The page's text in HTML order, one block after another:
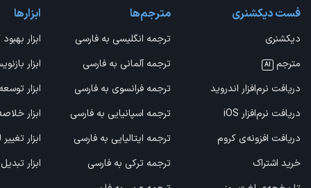
فست دیکشنری
دیکشنری
مترجم
AI
دریافت نرم‌افزار اندروید
دریافت نرم‌افزار iOS
دریافت افزونه‌ی کروم
خرید اشتراک
مترجم‌ها
ترجمه انگلیسی به فارسی
ترجمه آلمانی به فارسی
ترجمه فرانسوی به فارسی
ترجمه اسپانیایی به فارسی
ترجمه ایتالیایی به فارسی
ترجمه ترکی به فارسی
ابزارها
ابزار
ابزار
ابزار
ابزار
ابزار
ابزار